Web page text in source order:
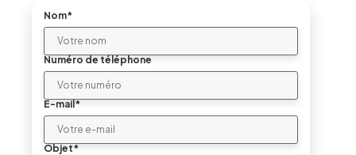
Nom*
Numéro de téléphone
E-mail*
Objet*